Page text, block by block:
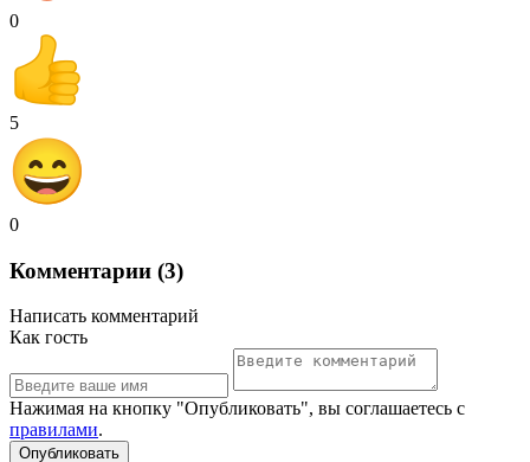
0
5
0
Комментарии (3)
Написать комментарий
Как гость
Нажимая на кнопку "Опубликовать", вы соглашаетесь с
правилами.